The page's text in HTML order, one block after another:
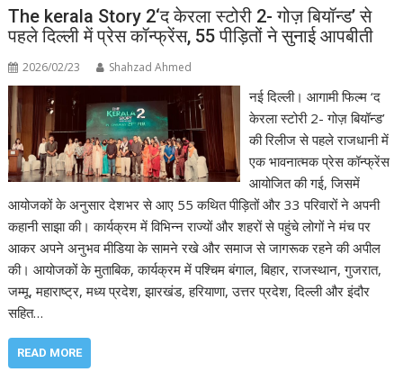
The kerala Story 2‘द केरला स्टोरी 2- गोज़ बियॉन्ड’ से
पहले दिल्ली में प्रेस कॉन्फ्रेंस, 55 पीड़ितों ने सुनाई आपबीती
2026/02/23 Shahzad Ahmed
नई दिल्ली। आगामी फिल्म ‘द
केरला स्टोरी 2- गोज़ बियॉन्ड’
की रिलीज से पहले राजधानी में
एक भावनात्मक प्रेस कॉन्फ्रेंस
आयोजित की गई, जिसमें
आयोजकों के अनुसार देशभर से आए 55 कथित पीड़ितों और 33 परिवारों ने अपनी
कहानी साझा की। कार्यक्रम में विभिन्न राज्यों और शहरों से पहुंचे लोगों ने मंच पर
आकर अपने अनुभव मीडिया के सामने रखे और समाज से जागरूक रहने की अपील
की। आयोजकों के मुताबिक, कार्यक्रम में पश्चिम बंगाल, बिहार, राजस्थान, गुजरात,
जम्मू, महाराष्ट्र, मध्य प्रदेश, झारखंड, हरियाणा, उत्तर प्रदेश, दिल्ली और इंदौर
सहित…
READ MORE